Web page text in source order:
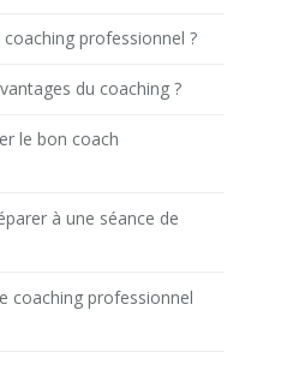
coaching professionnel ?
du coaching ?
le bon coach
à une séance de
coaching professionnel